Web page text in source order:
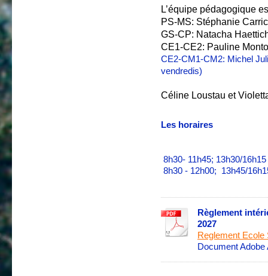
L’équipe pédagogique
PS-MS: Stéphanie
GS-CP: Natacha
CE1-CE2: Pauline
CE2-CM1-CM2: Michel
vendredis)
Céline Loustau et
Les horaires
8h30- 11h45; 13h30/
8h30 - 12h00; 13h45/
Règlement
2027
Reglement Ecole
Document